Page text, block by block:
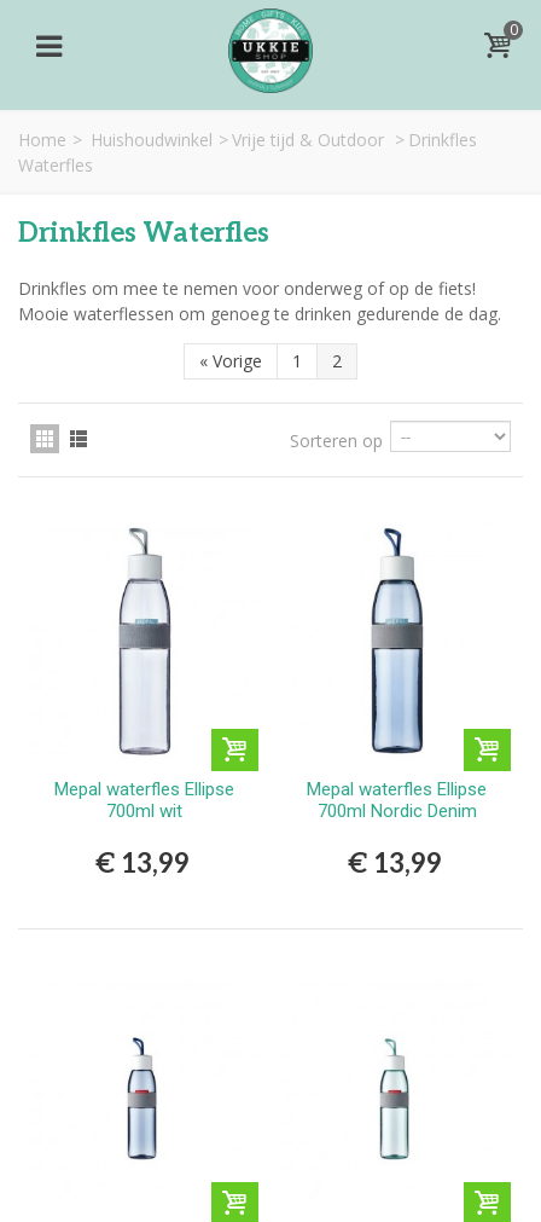
0
Home > Huishoudwinkel > Vrije tijd & Outdoor > Drinkfles
Waterfles
Drinkfles Waterfles
Drinkfles om mee te nemen voor onderweg of op de fiets!
Mooie waterflessen om genoeg te drinken gedurende de dag.
« Vorige 1 2
Sorteren op
Mepal waterfles Ellipse
700ml wit
€ 13,99
Mepal waterfles Ellipse
700ml Nordic Denim
€ 13,99